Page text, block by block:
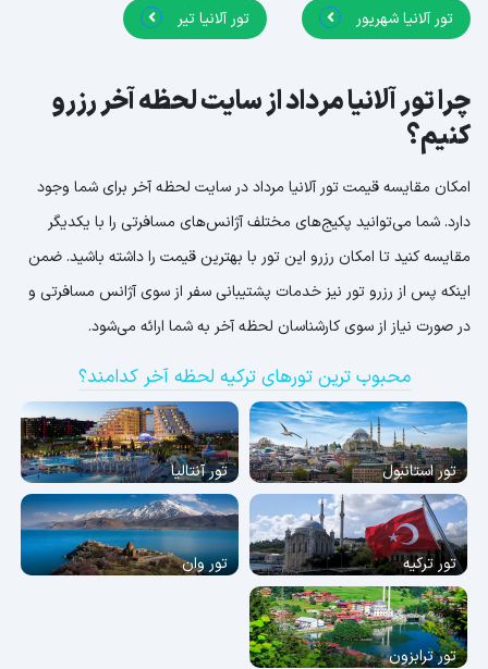
تور آلانیا شهریور تور آلانیا تیر
چرا تور آلانیا مرداد از سایت لحظه آخر رزرو
کنیم؟
امکان مقایسه قیمت تور آلانیا مرداد در سایت لحظه آخر برای شما وجود
دارد. شما می‌توانید پکیج‌های مختلف آژانس‌های مسافرتی را با یکدیگر
مقایسه کنید تا امکان رزرو این تور با بهترین قیمت را داشته باشید. ضمن
اینکه پس از رزرو تور نیز خدمات پشتیبانی سفر از سوی آژانس مسافرتی و
در صورت نیاز از سوی کارشناسان لحظه آخر به شما ارائه می‌شود.
محبوب ترین تورهای ترکیه لحظه آخر کدامند؟
تور استانبول تور آنتالیا
تور ترکیه تور وان
تور ترابزون